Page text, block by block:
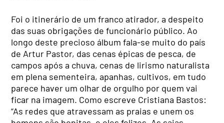
Foi o itinerário de um franco atirador, a despeito
das suas obrigações de funcionário público. Ao
longo deste precioso álbum fala-se muito do país
de Artur Pastor, das cenas épicas de pesca, de
campos após a chuva, cenas de lirismo naturalista
em plena sementeira, apanhas, cultivos, em tudo
parece haver um olhar de orgulho por quem vai
ficar na imagem. Como escreve Cristiana Bastos:
“As redes que atravessam as praias e unem os